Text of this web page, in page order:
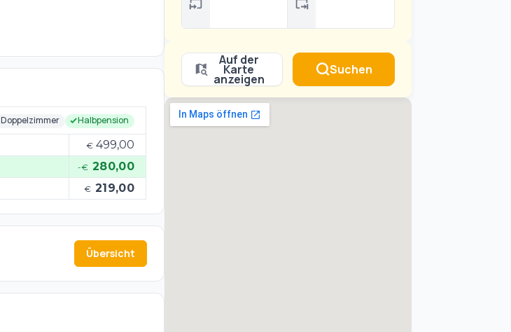
Doppelzimmer Halbpension
€ 499,00
-€ 280,00
€ 219,00
Übersicht
Auf der
Karte
anzeigen
Suchen